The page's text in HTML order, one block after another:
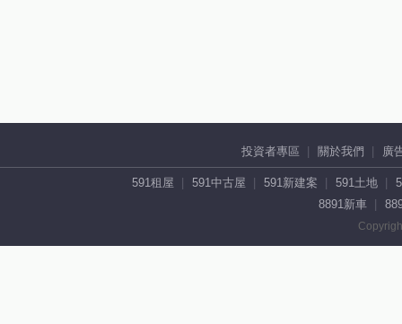
投資者專區 關於我們 廣
591租屋 591中古屋 591新建案 591土地
8891新車